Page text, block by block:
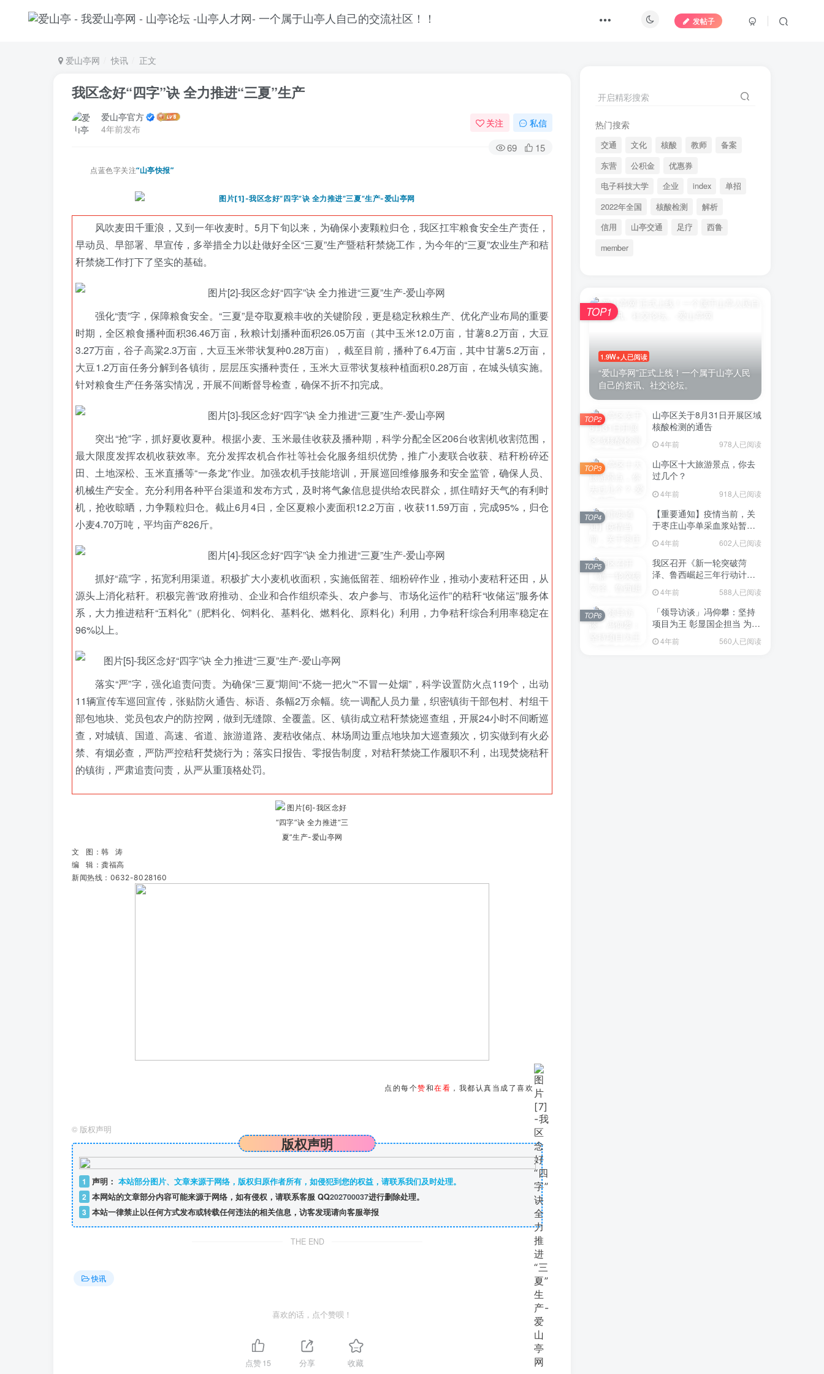
发帖子
爱山亭网 快讯 正文
我区念好“四字”诀 全力推进“三夏”生产
爱山亭官方
4年前发布
关注 私信
69 15
点蓝色字关注“山亭快报”
风吹麦田千重浪，又到一年收麦时。 5月下旬以来，为确保小麦颗粒归仓，我区扛牢粮食安全生产责任，
早动员、早部署、早宣传，多举措全力以赴做好全区“三夏”生产暨秸秆禁烧工作，为今年的“三夏”农业生产和秸
秆禁烧工作打下了坚实的基础。
强化“责”字，保障粮食安全。“三夏”是夺取夏粮丰收的关键阶段，更是稳定秋粮生产、优化产业布局的重要
时期，全区粮食播种面积36.46万亩，秋粮计划播种面积26.05万亩（其中玉米12.0万亩，甘薯8.2万亩，大豆
3.27万亩，谷子高粱2.3万亩，大豆玉米带状复种0.28万亩），截至目前，播种了6.4万亩，其中甘薯5.2万亩，
大豆1.2万亩任务分解到各镇街，层层压实播种责任，玉米大豆带状复核种植面积0.28万亩，在城头镇实施。
针对粮食生产任务落实情况，开展不间断督导检查，确保不折不扣完成。
突出“抢”字，抓好夏收夏种。根据小麦、玉米最佳收获及播种期，科学分配全区206台收割机收割范围，
最大限度发挥农机收获效率。充分发挥农机合作社等社会化服务组织优势，推广小麦联合收获、秸秆粉碎还
田、土地深松、玉米直播等“一条龙”作业。加强农机手技能培训，开展巡回维修服务和安全监管，确保人员、
机械生产安全。充分利用各种平台渠道和发布方式，及时将气象信息提供给农民群众，抓住晴好天气的有利时
机，抢收晾晒，力争颗粒归仓。截止6月4日，全区夏粮小麦面积12.2万亩，收获11.59万亩，完成95%，归仓
小麦4.70万吨，平均亩产826斤。
抓好“疏”字，拓宽利用渠道。积极扩大小麦机收面积，实施低留茬、细粉碎作业，推动小麦秸秆还田，从
源头上消化秸秆。积极完善“政府推动、企业和合作组织牵头、农户参与、市场化运作”的秸秆“收储运”服务体
系，大力推进秸秆“五料化”（肥料化、饲料化、基料化、燃料化、原料化）利用，力争秸秆综合利用率稳定在
96%以上。
落实“严”字，强化追责问责。为确保“三夏”期间“不烧一把火”“不冒一处烟”，科学设置防火点119个，出动
11辆宣传车巡回宣传，张贴防火通告、标语、条幅2万余幅。统一调配人员力量，织密镇街干部包村、村组干
部包地块、党员包农户的防控网，做到无缝隙、全覆盖。区、镇街成立秸秆禁烧巡查组，开展24小时不间断巡
查，对城镇、国道、高速、省道、旅游道路、麦秸收储点、林场周边重点地块加大巡查频次，切实做到有火必
禁、有烟必查，严防严控秸秆焚烧行为；落实日报告、零报告制度，对秸秆禁烧工作履职不利，出现焚烧秸秆
的镇街，严肃追责问责，从严从重顶格处罚。
文 图：韩 涛
编 辑：龚福高
新闻热线：0632-8028160
点的每个赞和在看 ，我都认真当成了喜欢
© 版权声明
版权声明
1 声明： 本站部分图片、文章来源于网络，版权归原作者所有，如侵犯到您的权益，请联系我们及时处理。
2 本网站的文章部分内容可能来源于网络，如有侵权，请联系客服 QQ202700037进行删除处理。
3 本站一律禁止以任何方式发布或转载任何违法的相关信息，访客发现请向客服举报
THE END
快讯
喜欢的话，点个赞呗！
点赞15 分享 收藏
开启精彩搜索
热门搜索
交通 文化 核酸 教师
备案
东营
公积金
优惠券
电子科技大学
企业 index
单招
2022年全国
核酸检测
解析
信用
山亭交通 足疗
西鲁
member
1.9W+人已阅读
“爱山亭网”正式上线！一个属于山亭人民
自己的资讯、社交论坛。
TOP1
山亭区关于8月31日开展区域
核酸检测的通告
4年前 978人已阅读
TOP2
山亭区十大旅游景点，你去
过几个？
4年前 918人已阅读
TOP3
【重要通知】疫情当前，关
于枣庄山亭单采血浆站暂停
4年前 602人已阅读
TOP4
我区召开《新一轮突破菏
泽、鲁西崛起三年行动计划
意见稿）政策分析研判会议
4年前 588人已阅读
TOP5
「领导访谈」冯仰攀：坚持
项目为王 彰显国企担当 为全
点项目建设贡献“交发力量”
4年前 560人已阅读
TOP6